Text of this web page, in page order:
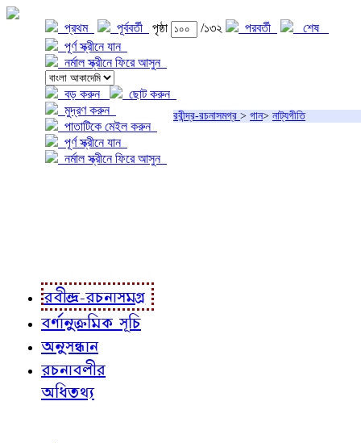
প্রথম পূর্ববর্তী পৃষ্ঠা /১৩২ পরবর্তী
শেষ
পূর্ণ স্ক্রীনে যান
নর্মাল স্ক্রীনে ফিরে আসুন
বড় করুন
ছোট করুন
মুদ্রণ করুন
পাতাটিকে মেইল করুন
পূর্ণ স্ক্রীনে যান
নর্মাল স্ক্রীনে ফিরে আসুন
রবীন্দ্র-রচনাসমগ্র > গান> নাট্যগীতি
রবীন্দ্র-রচনাসমগ্র
বর্ণানুক্রমিক সূচি
অনুসন্ধান
রচনাবলীর
অধিতথ্য